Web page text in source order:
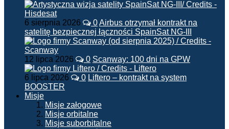
6 sierpnia 2026 0Airbus otrzymał kontrakt na
satelitę bezpiecznej łączności SpainSat NG-III
12 lipca 2026 0 Scanway: 100 dni na GPW
6 lipca 2026 0 Liftero – kontrakt na system
BOOSTER
Misje
Misje załogowe
Misje orbitalne
Misje suborbitalne